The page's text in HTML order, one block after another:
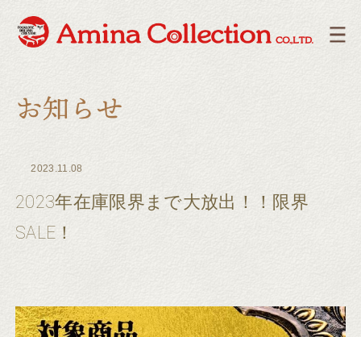
2023.11.08
2023年在庫限界まで大放出！！限界
SALE！